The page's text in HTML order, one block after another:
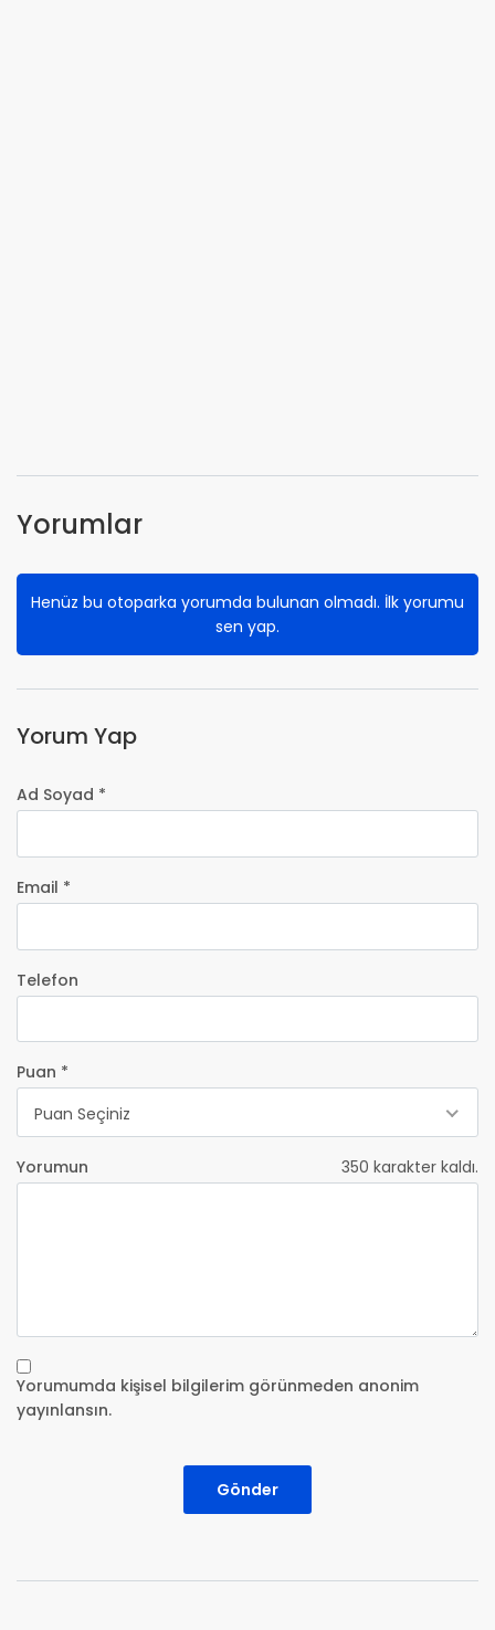
Yorumlar
Henüz bu otoparka yorumda bulunan olmadı. İlk yorumu
sen yap.
Yorum Yap
Ad Soyad *
Email *
Telefon
Puan *
Puan Seçiniz
Yorumun 350 karakter kaldı.
Yorumumda kişisel bilgilerim görünmeden anonim
yayınlansın.
Gönder